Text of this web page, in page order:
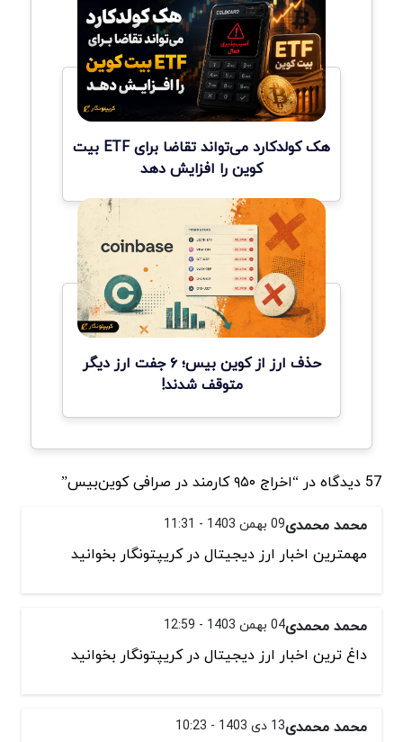
هک کولدکارد می‌تواند تقاضا برای ETF بیت
کوین را افزایش دهد
حذف ارز از کوین بیس؛ ۶ جفت ارز دیگر
متوقف شدند!
57 دیدگاه در “اخراج ۹۵۰ کارمند در صرافی کوین‌بیس”
محمد محمدی09 بهمن 1403 - 11:31
مهمترین اخبار ارز دیجیتال در کریپتونگار بخوانید
محمد محمدی04 بهمن 1403 - 12:59
داغ ترین اخبار ارز دیجیتال در کریپتونگار بخوانید
محمد محمدی13 دی 1403 - 10:23